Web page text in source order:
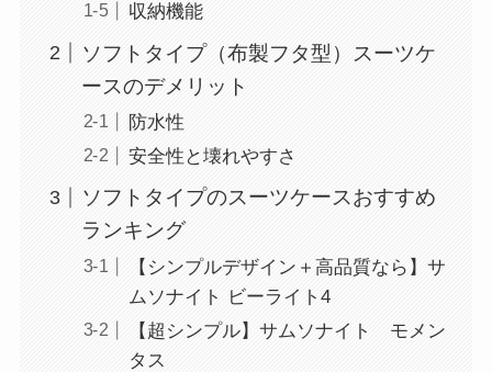
収納機能
ソフトタイプ（布製フタ型）スーツケ
ースのデメリット
防水性
安全性と壊れやすさ
ソフトタイプのスーツケースおすすめ
ランキング
【シンプルデザイン＋高品質なら】サ
ムソナイト ビーライト4
【超シンプル】サムソナイト モメン
タス